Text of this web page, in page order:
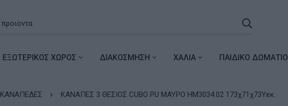
ΕΞΩΤΕΡΙΚΟΣ ΧΩΡΟΣ ΔΙΑΚΟΣΜΗΣΗ ΧΑΛΙΑ ΠΑΙΔΙΚΟ ΔΩΜΑΤΙΟ
ΚΑΝΑΠΕΔΕΣ ΚΑΝΑΠΕΣ 3 ΘΕΣΙΟΣ CUBO PU ΜΑΥΡΟ HM3034.02 173χ71χ73Υεκ.